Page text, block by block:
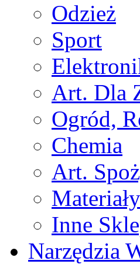
Odzież
Sport
Art. Dla
Ogród,
Chemia
Art.
Inne
Narzędzia